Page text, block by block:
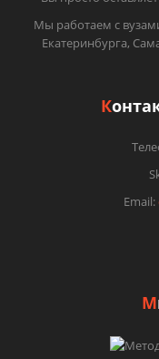
Мы работаем с
Екатеринбурга,
К
Email:
М